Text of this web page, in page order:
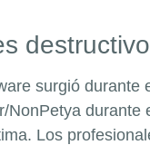
surgió
Los